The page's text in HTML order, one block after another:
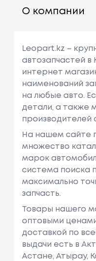
О компании
Leopart.kz –
автозапчастей в
интернет
наименований
на любые авто.
детали, а также
производителей
На нашем сайте
множество
марок
система поиска
максимально
запчасть.
Товары нашего
оптовыми
доставкой по
выдачи есть в
Астане, Атырау,